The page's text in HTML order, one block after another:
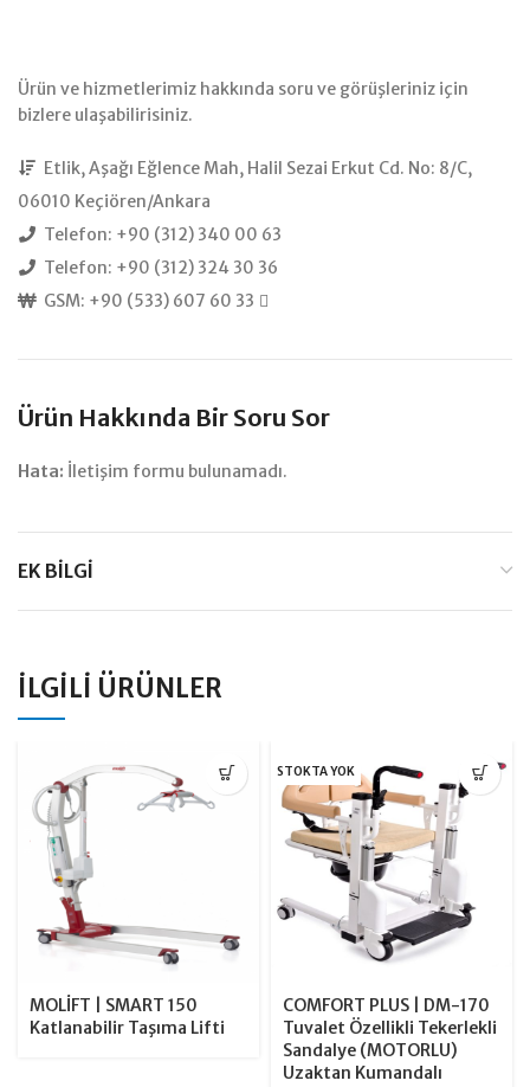
Ürün ve hizmetlerimiz hakkında soru ve görüşleriniz için
bizlere ulaşabilirisiniz.
Etlik, Aşağı Eğlence Mah, Halil Sezai Erkut Cd. No: 8/C,
06010 Keçiören/Ankara
Telefon: +90 (312) 340 00 63
Telefon: +90 (312) 324 30 36
GSM: +90 (533) 607 60 33
Ürün Hakkında Bir Soru Sor
Hata: İletişim formu bulunamadı.
EK BILGI
İLGILI ÜRÜNLER
MOLİFT | SMART 150
Katlanabilir Taşıma Lifti
STOKTA YOK
COMFORT PLUS | DM-170
Tuvalet Özellikli Tekerlekli
Sandalye (MOTORLU)
Uzaktan Kumandalı